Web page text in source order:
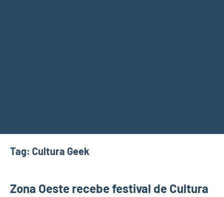
Tag: Cultura Geek
Zona Oeste recebe festival de Cultura